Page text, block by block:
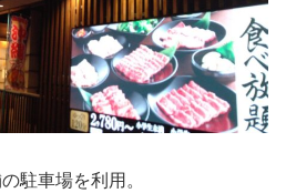
駐車場を利用。